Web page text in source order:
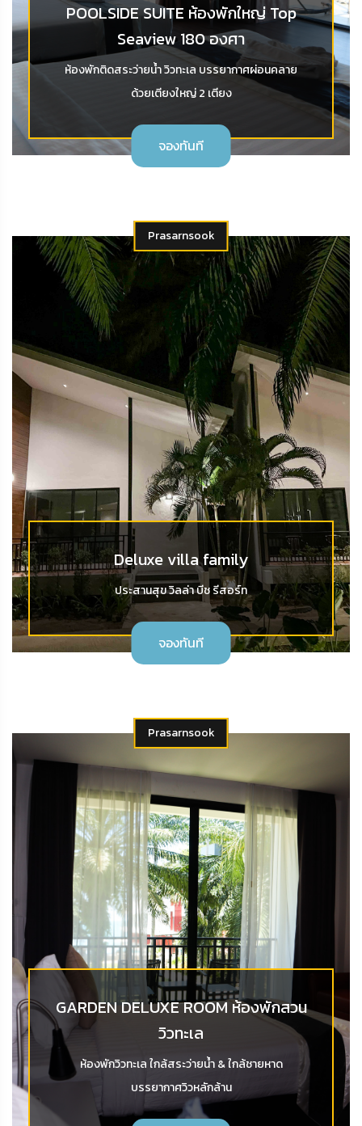
POOLSIDE SUITE ห้องพักใหญ่ Top
Seaview 180 องศา
ห้องพักติดสระว่ายน้ำ วิวทะเล บรรยากาศผ่อนคลาย
ด้วยเตียงใหญ่ 2 เตียง
จองทันที
Prasarnsook
Deluxe villa family
ประสานสุข วิลล่า บีช รีสอร์ท
จองทันที
Prasarnsook
GARDEN DELUXE ROOM ห้องพักสวน
วิวทะเล
ห้องพักวิวทะเล ใกล้สระว่ายน้ำ & ใกล้ชายหาด
บรรยากาศวิวหลักล้าน